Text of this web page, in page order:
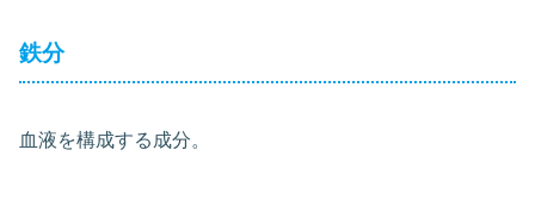
鉄分
血液を構成する成分。